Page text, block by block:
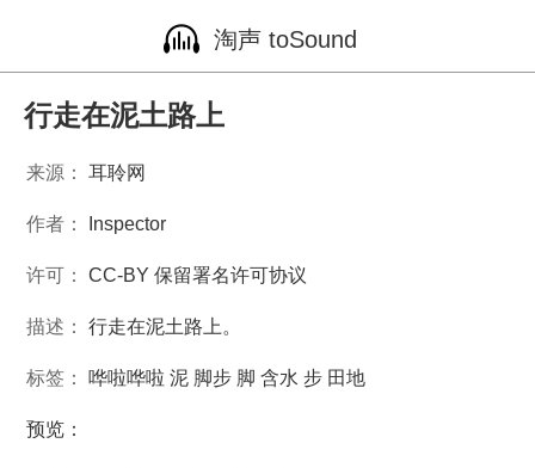
淘声 toSound
行走在泥土路上
来源： 耳聆网
作者： Inspector
许可： CC-BY 保留署名许可协议
描述： 行走在泥土路上。
标签： 哗啦哗啦 泥 脚步 脚 含水 步 田地
预览：